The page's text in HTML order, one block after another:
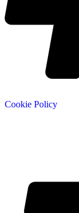
Cookie Policy